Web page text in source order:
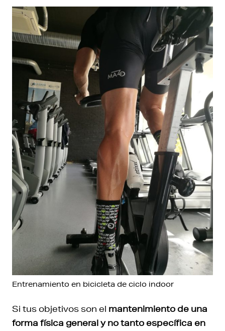
Entrenamiento en bicicleta de ciclo indoor
Si tus objetivos son el mantenimiento de una
forma física general y no tanto específica en